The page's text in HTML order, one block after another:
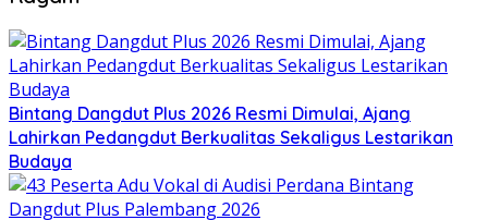
Bintang Dangdut Plus 2026 Resmi Dimulai, Ajang
Lahirkan Pedangdut Berkualitas Sekaligus Lestarikan
Budaya